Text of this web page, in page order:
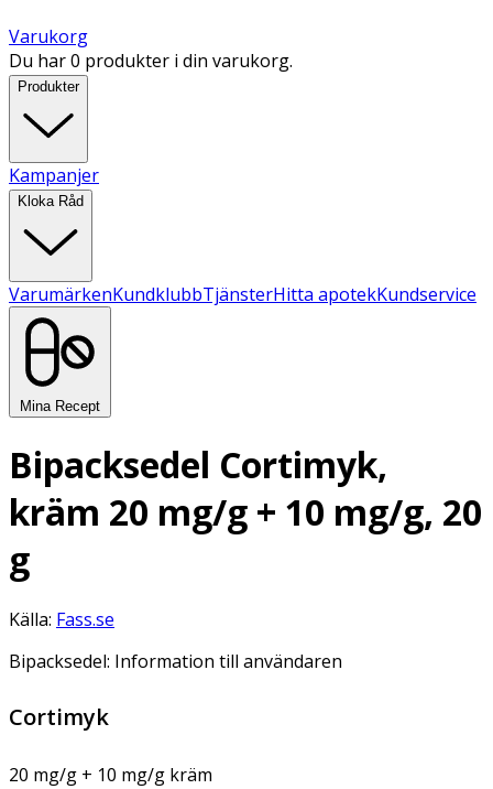
Varukorg
Du har 0 produkter i din varukorg.
Produkter
Kampanjer
Kloka Råd
VarumärkenKundklubbTjänsterHitta apotekKundservice
Mina Recept
Bipacksedel Cortimyk,
kräm 20 mg/g + 10 mg/g, 20
g
Källa: Fass.se
Bipacksedel: Information till användaren
Cortimyk
20 mg/g + 10 mg/g kräm